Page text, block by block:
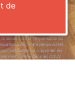
de
société GDM, responsable du
avec votre personnalité.
verrouiller ou supprimer les
mentionnée dans les CGUV.